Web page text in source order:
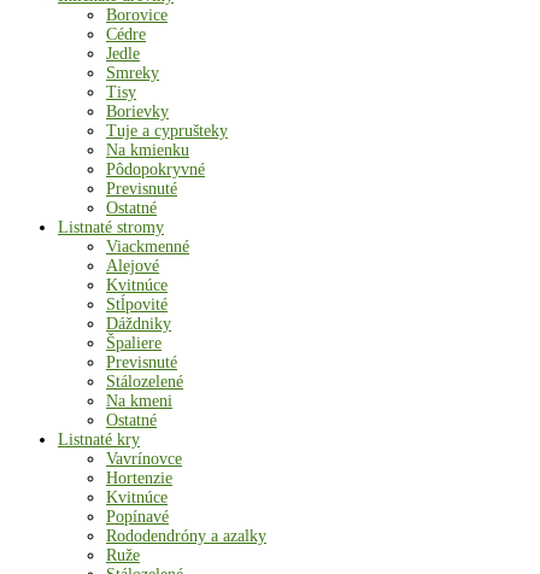
Borovice
Cédre
Jedle
Smreky
Tisy
Borievky
Tuje a cyprušteky
Na kmienku
Pôdopokryvné
Previsnuté
Ostatné
Listnaté stromy
Viackmenné
Alejové
Kvitnúce
Stĺpovité
Dáždniky
Špaliere
Previsnuté
Stálozelené
Na kmeni
Ostatné
Listnaté kry
Vavrínovce
Hortenzie
Kvitnúce
Popínavé
Rododendróny a azalky
Ruže